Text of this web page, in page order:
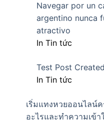
Navegar por un
argentino nunca
atractivo
In Tin tức
Test Post Created
In Tin tức
เริ่มแทงหวยออนไลน์ค
อะไรและทำความเข้า
Add to